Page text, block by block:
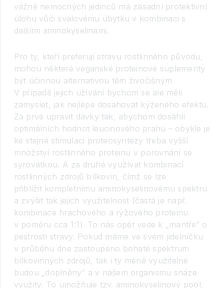
vážně nemocných jedinců má zásadní protektivní
úlohu vůči svalovému úbytku v kombinaci s
dalšími aminokyselinami.
Pro ty, kteří preferují stravu rostlinného původu,
mohou některé veganské proteinové suplementy
být účinnou alternativou těm živočišným.
V případě jejich užívání bychom se ale měli
zamyslet, jak nejlépe dosahovat kýženého efektu.
Za prvé upravit dávky tak, abychom dosáhli
optimálních hodnot leucinového prahu – obykle je
ke stejné stimulaci proteosyntézy třeba vyšší
množství rostlinného proteinu v porovnání se
syrovátkou. A za druhé využívat kombinací
rostlinných zdrojů bílkovin, čímž se lze
přiblížit kompletnímu aminokyselinovému spektru
a zvýšit tak jejich využitelnost (častá je např.
kombinace hrachového a rýžového proteinu
v poměru cca 1:1). To nás opět vede k „mantře“ o
pestrosti stravy. Pokud máme ve svém jídelníčku
v průběhu dne zastoupeno bohaté spektrum
bílkovinných zdrojů, tak i ty méně využitelné
budou „doplněny“ a v našem organismu snáze
využity. To umožňuje tzv. aminokyselinový pool,